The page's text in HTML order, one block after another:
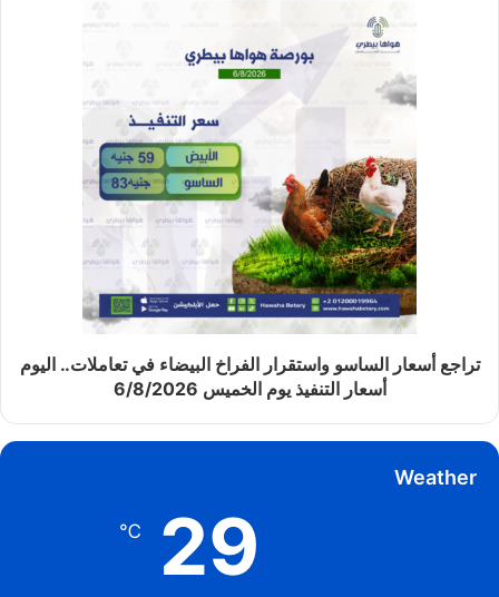
تراجع أسعار الساسو واستقرار الفراخ البيضاء في تعاملات.. اليوم
أسعار التنفيذ يوم الخميس 6/8/2026
Weather
29
℃